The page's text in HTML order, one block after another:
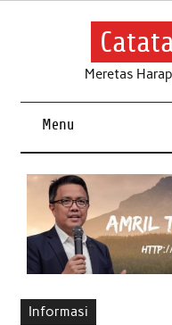
Skip
Meretas
Menu
Informasi